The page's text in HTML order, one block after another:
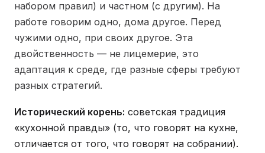
набором правил) и частном (с другим). На
работе говорим одно, дома другое. Перед
чужими одно, при своих другое. Эта
двойственность — не лицемерие, это
адаптация к среде, где разные сферы требуют
разных стратегий.
Исторический корень: советская традиция
«кухонной правды» (то, что говорят на кухне,
отличается от того, что говорят на собрании).